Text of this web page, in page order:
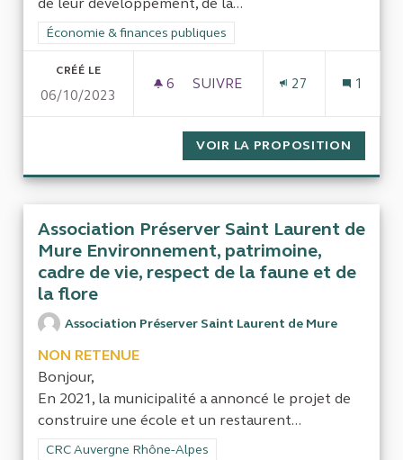
Filtrer les résultats de la catégorie : Économie & finances
Économie & finances publiques
CRÉÉ LE
06/10/2023
6 6 ABONNÉS
SUIVRE
27 1
VOIR LA PROPOSITION
Association Préserver Saint Laurent de
Mure Environnement, patrimoine,
cadre de vie, respect de la faune et de
la flore
Association Préserver Saint Laurent de Mure
NON RETENUE
Bonjour,
En 2021, la municipalité a annoncé le projet de
construire une école et un restaurent...
Filtrer les résultats de la catégorie : CRC Auvergne Rhône-
CRC Auvergne Rhône-Alpes